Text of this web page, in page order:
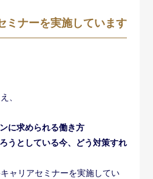
ミナーを実施しています
、
に求められる働き方
うとしている今、どう対策すれ
ャリアセミナーを実施してい